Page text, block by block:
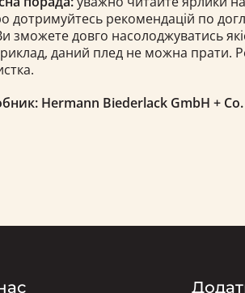
дотримуйтесь рекомендацій по
зможете довго насолоджуватись
даний плед не можна прати.
Hermann Biederlack GmbH + Co.